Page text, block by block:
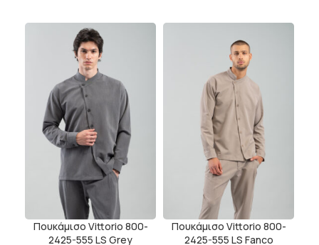
Πουκάμισο Vittorio 800-
2425-555 LS Grey
Πουκάμισο Vittorio 800-
2425-555 LS Fanco